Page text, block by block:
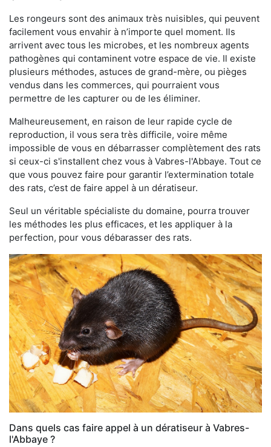
Les rongeurs sont des animaux très nuisibles, qui peuvent
facilement vous envahir à n’importe quel moment. Ils
arrivent avec tous les microbes, et les nombreux agents
pathogènes qui contaminent votre espace de vie. Il existe
plusieurs méthodes, astuces de grand-mère, ou pièges
vendus dans les commerces, qui pourraient vous
permettre de les capturer ou de les éliminer.
Malheureusement, en raison de leur rapide cycle de
reproduction, il vous sera très difficile, voire même
impossible de vous en débarrasser complètement des rats
si ceux-ci s'installent chez vous à Vabres-l'Abbaye. Tout ce
que vous pouvez faire pour garantir l’extermination totale
des rats, c’est de faire appel à un dératiseur.
Seul un véritable spécialiste du domaine, pourra trouver
les méthodes les plus efficaces, et les appliquer à la
perfection, pour vous débarasser des rats.
Dans quels cas faire appel à un dératiseur à Vabres-
l'Abbaye ?